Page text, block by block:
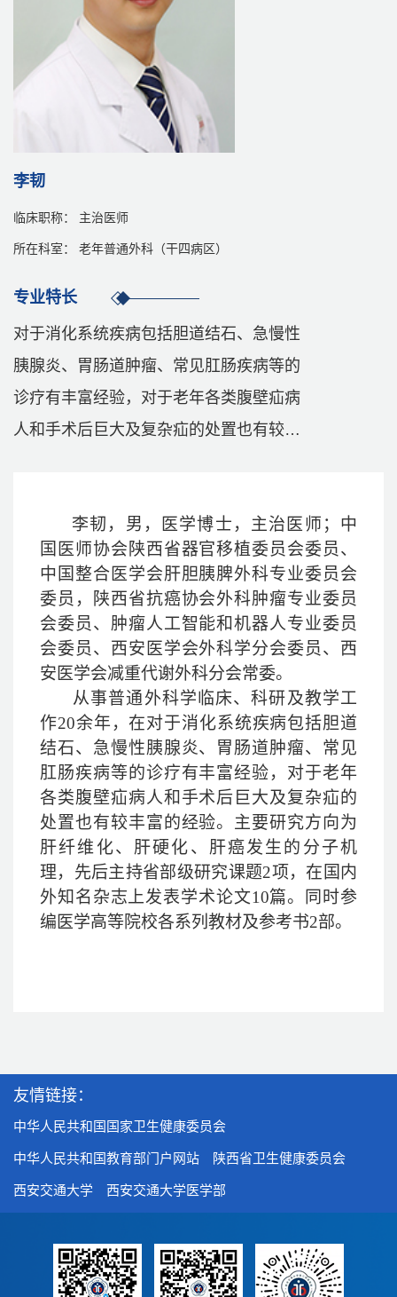
李韧
临床职称： 主治医师
所在科室： 老年普通外科（干四病区）
专业特长
对于消化系统疾病包括胆道结石、急慢性
胰腺炎、胃肠道肿瘤、常见肛肠疾病等的
诊疗有丰富经验，对于老年各类腹壁疝病
人和手术后巨大及复杂疝的处置也有较丰
李韧，男，医学博士，主治医师；中
国医师协会陕西省器官移植委员会委员、
中国整合医学会肝胆胰脾外科专业委员会
委员，陕西省抗癌协会外科肿瘤专业委员
会委员、肿瘤人工智能和机器人专业委员
会委员、西安医学会外科学分会委员、西
安医学会减重代谢外科分会常委。
从事普通外科学临床、科研及教学工
作20余年，在对于消化系统疾病包括胆道
结石、急慢性胰腺炎、胃肠道肿瘤、常见
肛肠疾病等的诊疗有丰富经验，对于老年
各类腹壁疝病人和手术后巨大及复杂疝的
处置也有较丰富的经验。主要研究方向为
肝纤维化、肝硬化、肝癌发生的分子机
理，先后主持省部级研究课题2项，在国内
外知名杂志上发表学术论文10篇。同时参
编医学高等院校各系列教材及参考书2部。
友情链接：
中华人民共和国国家卫生健康委员会
中华人民共和国教育部门户网站 陕西省卫生健康委员会
西安交通大学 西安交通大学医学部